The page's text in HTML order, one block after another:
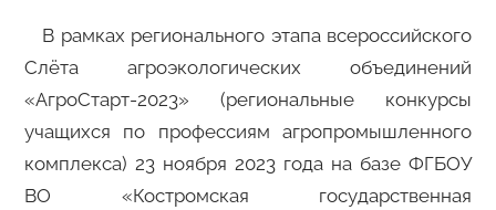
В рамках регионального этапа всероссийского
Слёта агроэкологических объединений
«АгроСтарт-2023» (региональные конкурсы
учащихся по профессиям агропромышленного
комплекса) 23 ноября 2023 года на базе ФГБОУ
ВО «Костромская государственная